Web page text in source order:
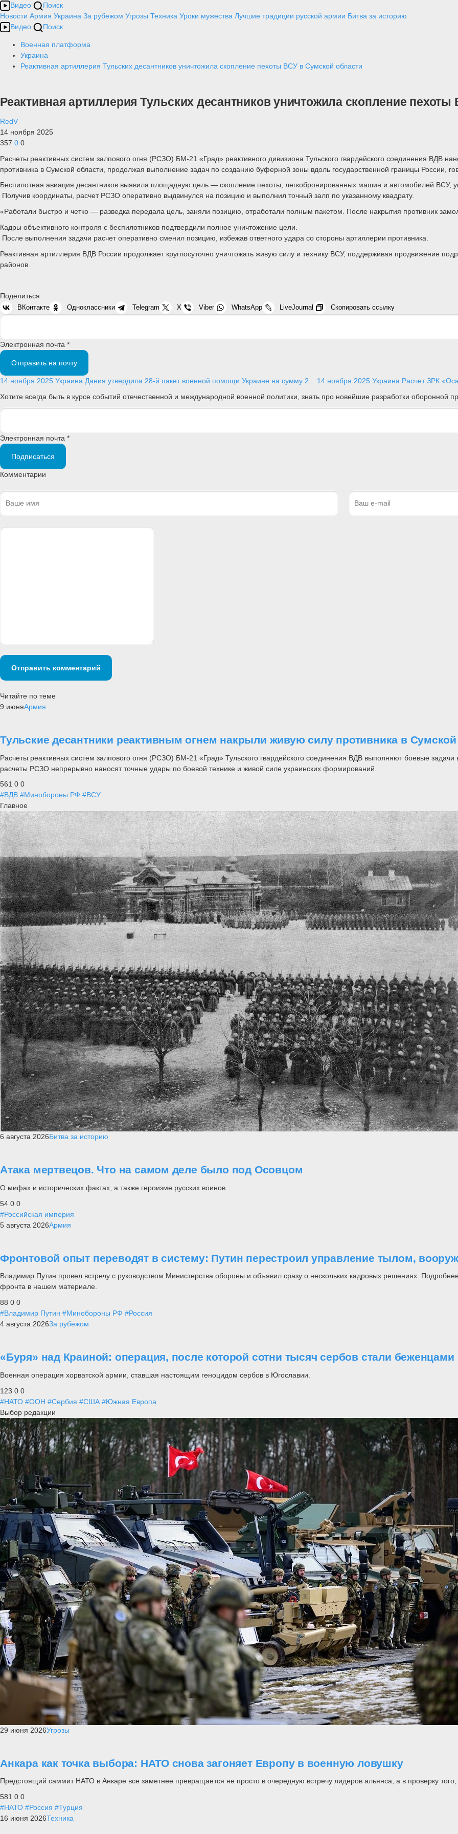
Видео
Поиск
Новости Армия Украина За рубежом Угрозы Техника Уроки мужества Лучшие традиции русской армии Битва за историю
Видео
Поиск
Военная платформа
Украина
Реактивная артиллерия Тульских десантников уничтожила скопление пехоты ВСУ в Сумской области
Реактивная артиллерия Тульских десантников уничтожила скопление
RedV
14 ноября 2025
357 0 0
Расчеты реактивных систем залпового огня (РСЗО) БМ-21 «Град» реактивного дивизиона Тульского гвардейского соединения ВДВ
противника в Сумской области, продолжая выполнение задач по созданию буферной зоны вдоль государственной границы России,
Беспилотная авиация десантников выявила площадную цель — скопление пехоты, легкобронированных машин и автомобилей ВСУ,
Получив координаты, расчет РСЗО оперативно выдвинулся на позицию и выполнил точный залп по указанному квадрату.
«Работали быстро и четко — разведка передала цель, заняли позицию, отработали полным пакетом. После накрытия противник
Кадры объективного контроля с беспилотников подтвердили полное уничтожение цели.
После выполнения задачи расчет оперативно сменил позицию, избежав ответного удара со стороны артиллерии противника.
Реактивная артиллерия ВДВ России продолжает круглосуточно уничтожать живую силу и технику ВСУ, поддерживая продвижение
районов.
Поделиться
ВКонтакте Одноклассники Telegram X Viber WhatsApp LiveJournal Скопировать ссылку
Электронная почта *
Отправить на почту
14 ноября 2025 Украина Дания утвердила 28-й пакет военной помощи Украине на сумму 2... 14 ноября 2025 Украина Расчет ЗРК
Хотите всегда быть в курсе событий отечественной и международной военной политики, знать про новейшие разработки
Электронная почта *
Подписаться
Комментарии
Отправить комментарий
Читайте по теме
9 июняАрмия
Тульские десантники реактивным огнем накрыли живую силу противника в Сумской
Расчеты реактивных систем залпового огня (РСЗО) БМ-21 «Град» Тульского гвардейского соединения ВДВ выполняют боевые
расчеты РСЗО непрерывно наносят точные удары по боевой технике и живой силе украинских формирований.
561 0 0
#ВДВ #Минобороны РФ #ВСУ
Главное
6 августа 2026Битва за историю
Атака мертвецов. Что на самом деле было под Осовцом
О мифах и исторических фактах, а также героизме русских воинов....
54 0 0
#Российская империя
5 августа 2026Армия
Фронтовой опыт переводят в систему: Путин перестроил управление тылом,
Владимир Путин провел встречу с руководством Министерства обороны и объявил сразу о нескольких кадровых решениях.
фронта в нашем материале.
88 0 0
#Владимир Путин #Минобороны РФ #Россия
4 августа 2026За рубежом
«Буря» над Краиной: операция, после которой сотни тысяч сербов стали беженцами
Военная операция хорватской армии, ставшая настоящим геноцидом сербов в Югославии.
123 0 0
#НАТО #ООН #Сербия #США #Южная Европа
Выбор редакции
29 июня 2026Угрозы
Анкара как точка выбора: НАТО снова загоняет Европу в военную ловушку
Предстоящий саммит НАТО в Анкаре все заметнее превращается не просто в очередную встречу лидеров альянса, а в проверку
581 0 0
#НАТО #Россия #Турция
16 июня 2026Техника